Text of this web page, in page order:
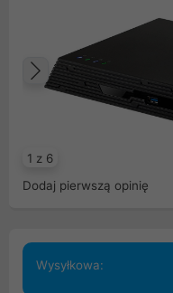
1 z 6
Poprzedni
Dodaj pierwszą opinię
Wysyłkowa: